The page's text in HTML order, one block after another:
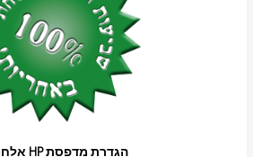
הגדרת מדפסת HP אלחוטית